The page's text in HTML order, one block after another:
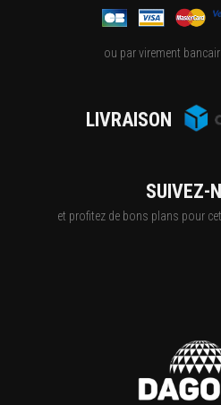
ou par virement
LIVRAISON
SUIVEZ-
et profitez de bons plans pour